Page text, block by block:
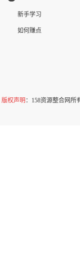
新手学习
如何赚点
版权声明 ：158资源整合网